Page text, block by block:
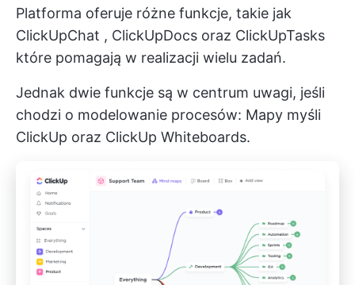
Platforma oferuje różne funkcje, takie jak
ClickUpChat , ClickUpDocs oraz ClickUpTasks
które pomagają w realizacji wielu zadań.
Jednak dwie funkcje są w centrum uwagi, jeśli
chodzi o modelowanie procesów: Mapy myśli
ClickUp oraz ClickUp Whiteboards.